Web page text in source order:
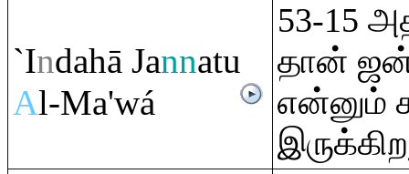
`Indahā Jannatu
Al-Ma'wá
53-15
தான்
என்னும்